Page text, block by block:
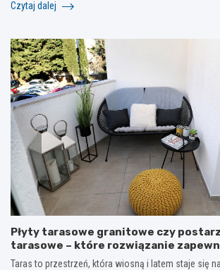
Czytaj dalej
Płyty tarasowe granitowe czy
tarasowe – które rozwiązanie
na lata?
Taras to przestrzeń, która wiosną i latem staje się